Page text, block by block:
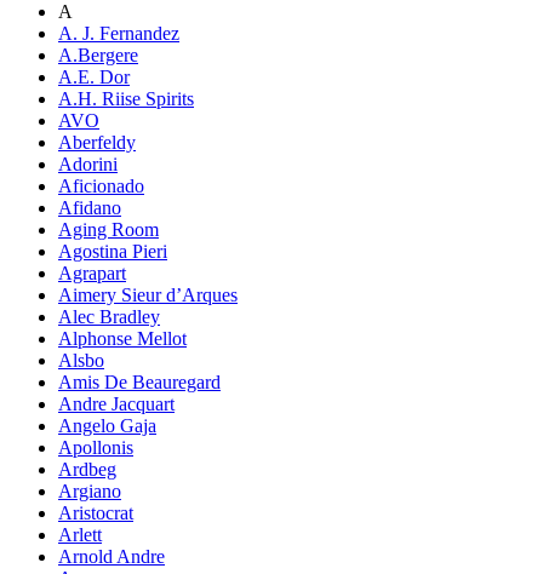
A
A. J. Fernandez
A.Bergere
A.E. Dor
A.H. Riise Spirits
AVO
Aberfeldy
Adorini
Aficionado
Afidano
Aging Room
Agostina Pieri
Agrapart
Aimery Sieur d’Arques
Alec Bradley
Alphonse Mellot
Alsbo
Amis De Beauregard
Andre Jacquart
Angelo Gaja
Apollonis
Ardbeg
Argiano
Aristocrat
Arlett
Arnold Andre